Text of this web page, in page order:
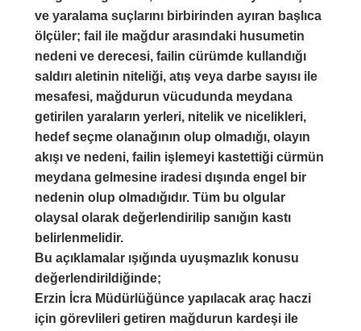
ve yaralama suçlarını birbirinden ayıran başlıca
ölçüler; fail ile mağdur arasındaki husumetin
nedeni ve derecesi, failin cürümde kullandığı
saldırı aletinin niteliği, atış veya darbe sayısı ile
mesafesi, mağdurun vücudunda meydana
getirilen yaraların yerleri, nitelik ve nicelikleri,
hedef seçme olanağının olup olmadığı, olayın
akışı ve nedeni, failin işlemeyi kastettiği cürmün
meydana gelmesine iradesi dışında engel bir
nedenin olup olmadığıdır. Tüm bu olgular
olaysal olarak değerlendirilip sanığın kastı
belirlenmelidir.
Bu açıklamalar ışığında uyuşmazlık konusu
değerlendirildiğinde;
Erzin İcra Müdürlüğünce yapılacak araç haczi
için görevlileri getiren mağdurun kardeşi ile